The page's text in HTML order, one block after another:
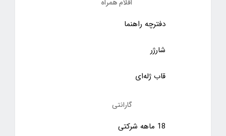
اقلام همراه
دفترچه‌ راهنما
شارژر
قاب ژله‌ای
گارانتی
18 ماهه شرکتی